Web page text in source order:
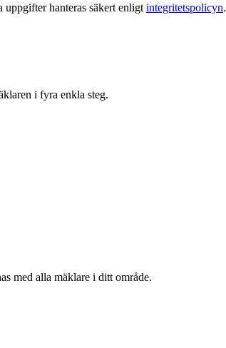
uppgifter hanteras säkert enligtintegritetspolicyn.
i fyra enkla steg.
med alla mäklare i ditt område.